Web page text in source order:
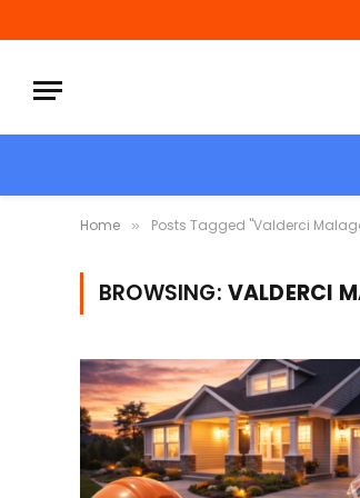
Home » Posts Tagged "Valderci
BROWSING: VALDERCI